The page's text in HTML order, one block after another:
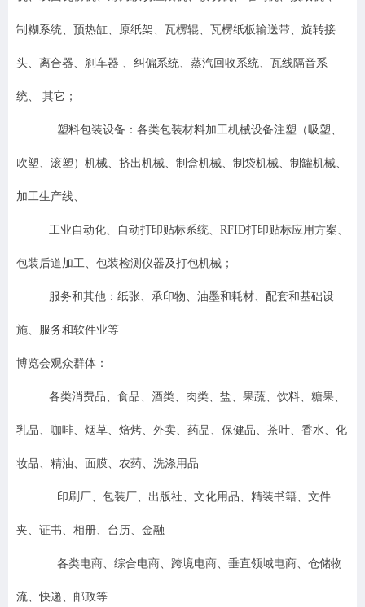
制糊系统、预热缸、原纸架、瓦楞辊、瓦楞纸板输送带、旋转接
头、离合器、刹车器 、纠偏系统、蒸汽回收系统、瓦线隔音系
统、 其它；
塑料包装设备：各类包装材料加工机械设备注塑（吸塑、
吹塑、滚塑）机械、挤出机械、制盒机械、制袋机械、制罐机械、
加工生产线、
工业自动化、自动打印贴标系统、RFID打印贴标应用方案、
包装后道加工、包装检测仪器及打包机械；
服务和其他：纸张、承印物、油墨和耗材、配套和基础设
施、服务和软件业等
博览会观众群体：
各类消费品、食品、酒类、肉类、盐、果蔬、饮料、糖果、
乳品、咖啡、烟草、焙烤、外卖、药品、保健品、茶叶、香水、化
妆品、精油、面膜、农药、洗涤用品
印刷厂、包装厂、出版社、文化用品、精装书籍、文件
夹、证书、相册、台历、金融
各类电商、综合电商、跨境电商、垂直领域电商、仓储物
流、快递、邮政等